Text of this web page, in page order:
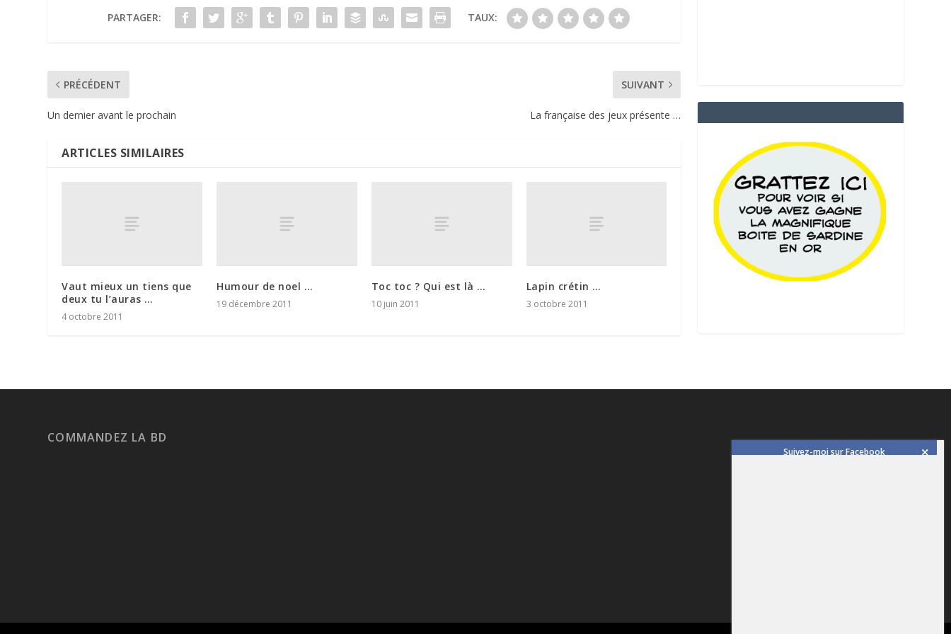
PARTAGER: TAUX:
PRÉCÉDENT
Un dernier avant le prochain
SUIVANT
La française des jeux présente …
ARTICLES SIMILAIRES
Vaut mieux un tiens que
deux tu l’auras …
4 octobre 2011
Humour de noel …
19 décembre 2011
Toc toc ? Qui est là …
10 juin 2011
Lapin crétin …
3 octobre 2011
COMMANDEZ LA BD
Suivez-moi sur Facebook